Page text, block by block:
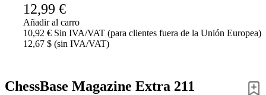
12,99 €
Añadir al carro
10,92 € Sin IVA/VAT (para clientes fuera de la Unión Europea)
12,67 $ (sin IVA/VAT)
ChessBase Magazine Extra 211